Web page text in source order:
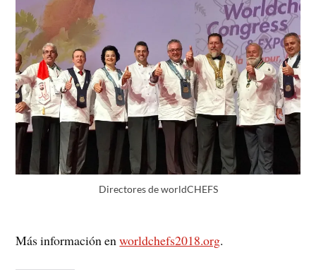
Directores de worldCHEFS
Más información enworldchefs2018.org.